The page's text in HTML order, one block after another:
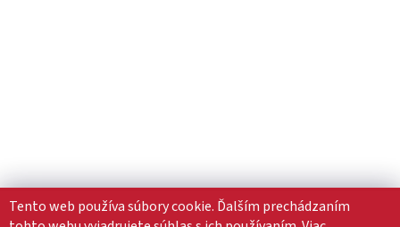
Tento web používa súbory cookie. Ďalším prechádzaním